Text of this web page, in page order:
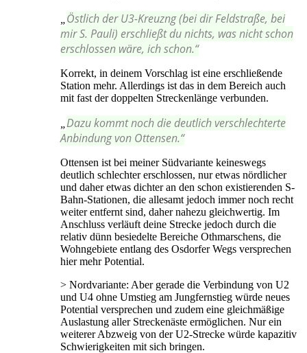
Östlich der U3-Kreuzng (bei dir Feldstraße, bei
mir S. Pauli) erschließt du nichts, was nicht schon
erschlossen wäre, ich schon.“
Korrekt, in deinem Vorschlag ist eine erschließende
Station mehr. Allerdings ist das in dem Bereich auch
mit fast der doppelten Streckenlänge verbunden.
Dazu kommt noch die deutlich verschlechterte
Anbindung von Ottensen.“
Ottensen ist bei meiner Südvariante keineswegs
deutlich schlechter erschlossen, nur etwas nördlicher
und daher etwas dichter an den schon existierenden S-
Bahn-Stationen, die allesamt jedoch immer noch recht
weiter entfernt sind, daher nahezu gleichwertig. Im
Anschluss verläuft deine Strecke jedoch durch die
relativ dünn besiedelte Bereiche Othmarschens, die
Wohngebiete entlang des Osdorfer Wegs versprechen
hier mehr Potential.
> Nordvariante: Aber gerade die Verbindung von U2
und U4 ohne Umstieg am Jungfernstieg würde neues
Potential versprechen und zudem eine gleichmäßige
Auslastung aller Streckenäste ermöglichen. Nur ein
weiterer Abzweig von der U2-Strecke würde kapazitiv
Schwierigkeiten mit sich bringen.